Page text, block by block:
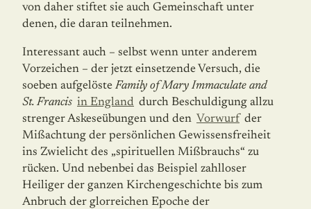
von daher stiftet sie auch Gemeinschaft unter
denen, die daran teilnehmen.
Interessant auch – selbst wenn unter anderem
Vorzeichen – der jetzt einsetzende Ver­such, die
soeben aufgelöste Family of Mary Immaculate and
St. Francis in England durch Beschuldigung allzu
strenger Askeseübungen und den Vorwurf der
Mißachtung der persönlichen Gewissensfreiheit
ins Zwielicht des „spirituellen Mißbrauchs“ zu
rücken. Und nebenbei das Beispiel zahlloser
Heiliger der ganzen Kirchengeschichte bis zum
Anbruch der glorreichen Epoche der